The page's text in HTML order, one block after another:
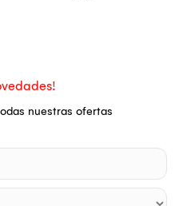
nuestras ofertas